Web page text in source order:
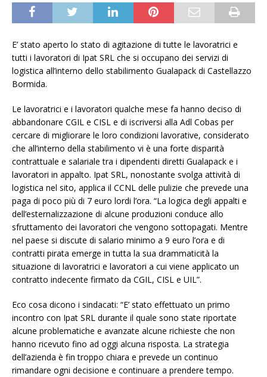
E’ stato aperto lo stato di agitazione di tutte le lavoratrici e
tutti i lavoratori di Ipat SRL che si occupano dei servizi di
logistica all’interno dello stabilimento Gualapack di Castellazzo
Bormida.
Le lavoratrici e i lavoratori qualche mese fa hanno deciso di
abbandonare CGIL e CISL e di iscriversi alla Adl Cobas per
cercare di migliorare le loro condizioni lavorative, considerato
che all’interno della stabilimento vi è una forte disparità
contrattuale e salariale tra i dipendenti diretti Gualapack e i
lavoratori in appalto. Ipat SRL, nonostante svolga attività di
logistica nel sito, applica il CCNL delle pulizie che prevede una
paga di poco più di 7 euro lordi l’ora. “La logica degli appalti e
dell’esternalizzazione di alcune produzioni conduce allo
sfruttamento dei lavoratori che vengono sottopagati. Mentre
nel paese si discute di salario minimo a 9 euro l’ora e di
contratti pirata emerge in tutta la sua drammaticità la
situazione di lavoratrici e lavoratori a cui viene applicato un
contratto indecente firmato da CGIL, CISL e UIL”.
Eco cosa dicono i sindacati: “E’ stato effettuato un primo
incontro con Ipat SRL durante il quale sono state riportate
alcune problematiche e avanzate alcune richieste che non
hanno ricevuto fino ad oggi alcuna risposta. La strategia
dell’azienda è fin troppo chiara e prevede un continuo
rimandare ogni decisione e continuare a prendere tempo.